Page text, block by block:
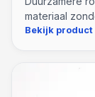
materiaal
Bekijk product